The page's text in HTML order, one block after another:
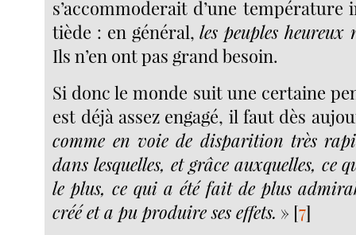
s’accommoderait d’une
tiède : en général,les peuples heureux
Ils n’en ont pas grand besoin.
Si donc le monde suit une certaine
est déjà assez engagé, il faut dès
comme en voie de disparition très
dans lesquelles, et grâce auxquelles, ce
le plus, ce qui a été fait de plus
créé et a pu produire ses effets. » [7]